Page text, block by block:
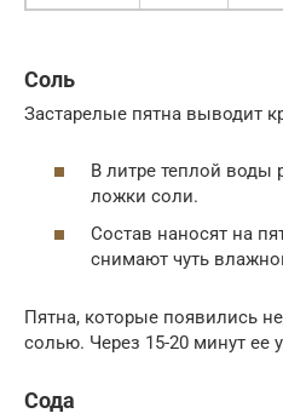
Соль
Застарелые пятна выводит
В литре теплой воды
ложки соли.
Состав наносят на
снимают чуть
Пятна, которые появились
солью. Через 15-20 минут ее
Сода